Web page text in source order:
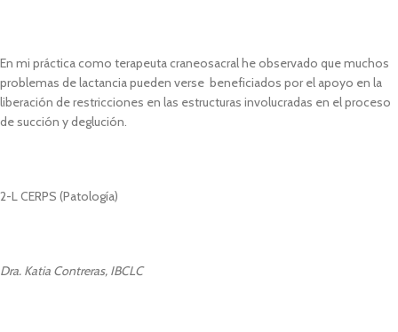
En mi práctica como terapeuta craneosacral he observado que muchos
problemas de lactancia pueden verse beneficiados por el apoyo en la
liberación de restricciones en las estructuras involucradas en el proceso
de succión y deglución.
2-L CERPS (Patología)
Dra. Katia Contreras, IBCLC